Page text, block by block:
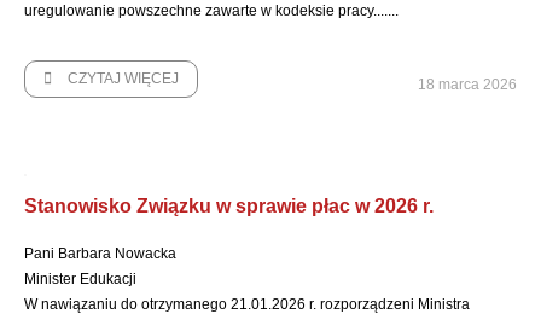
uregulowanie powszechne zawarte w kodeksie pracy.......
CZYTAJ WIĘCEJ 18 marca 2026
Stanowisko Związku w sprawie płac w 2026 r.
Pani Barbara Nowacka
Minister Edukacji
W nawiązaniu do otrzymanego 21.01.2026 r. rozporządzeni Ministra